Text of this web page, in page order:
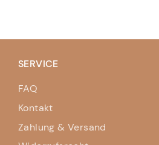
SERVICE
FAQ
Kontakt
Zahlung & Versand